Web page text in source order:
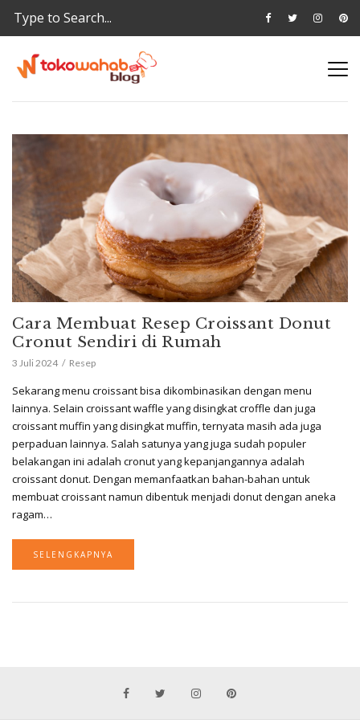
Cara Membuat Resep Croissant Donut
Cronut Sendiri di Rumah
3 Juli 2024 Resep
Sekarang menu croissant bisa dikombinasikan dengan menu
lainnya. Selain croissant waffle yang disingkat croffle dan juga
croissant muffin yang disingkat muffin, ternyata masih ada juga
perpaduan lainnya. Salah satunya yang juga sudah populer
belakangan ini adalah cronut yang kepanjangannya adalah
croissant donut. Dengan memanfaatkan bahan-bahan untuk
membuat croissant namun dibentuk menjadi donut dengan aneka
ragam…
SELENGKAPNYA